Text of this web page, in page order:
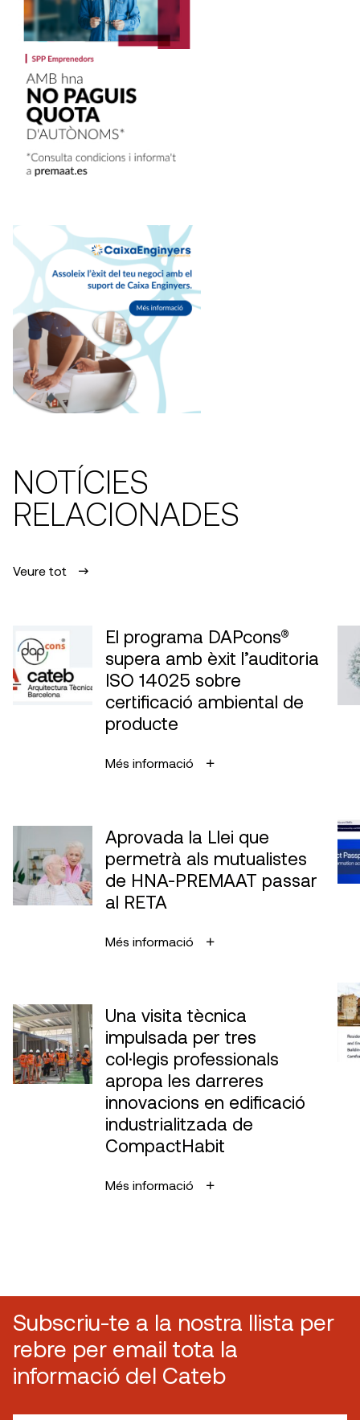
NOTÍCIES
RELACIONADES
Veure tot
El programa DAPcons®
supera amb èxit l’auditoria
ISO 14025 sobre
certificació ambiental de
producte
Més informació
Aprovada la Llei que
permetrà als mutualistes
de HNA-PREMAAT passar
al RETA
Més informació
Una visita tècnica
impulsada per tres
col·legis professionals
apropa les darreres
innovacions en edificació
industrialitzada de
CompactHabit
Més informació
Subscriu-te a la nostra llista per
rebre per email tota la
informació del Cateb